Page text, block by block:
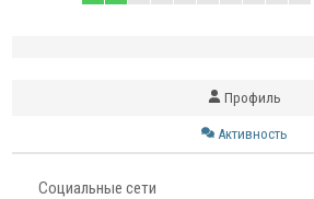
Профиль
Активность
Социальные сети